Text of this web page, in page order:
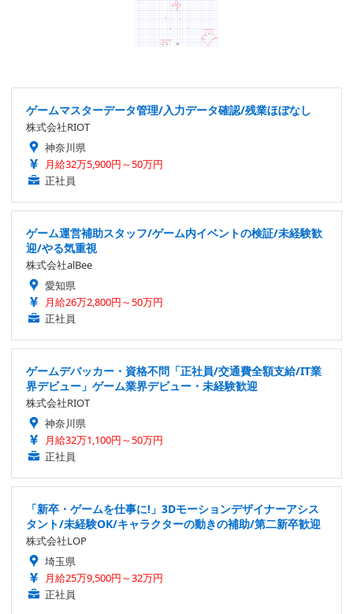
ゲームマスターデータ管理/入力データ確認/残業ほぼなし
株式会社RIOT
神奈川県
月給32万5,900円～50万円
正社員
ゲーム運営補助スタッフ/ゲーム内イベントの検証/未経験歓
迎/やる気重視
株式会社alBee
愛知県
月給26万2,800円～50万円
正社員
ゲームデバッカー・資格不問「正社員/交通費全額支給/IT業
界デビュー」ゲーム業界デビュー・未経験歓迎
株式会社RIOT
神奈川県
月給32万1,100円～50万円
正社員
「新卒・ゲームを仕事に!」3Dモーションデザイナーアシス
タント/未経験OK/キャラクターの動きの補助/第二新卒歓迎
株式会社LOP
埼玉県
月給25万9,500円～32万円
正社員